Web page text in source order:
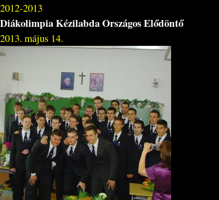
2012-2013
Diákolimpia Kézilabda Országos Elődöntő
2013. május 14.